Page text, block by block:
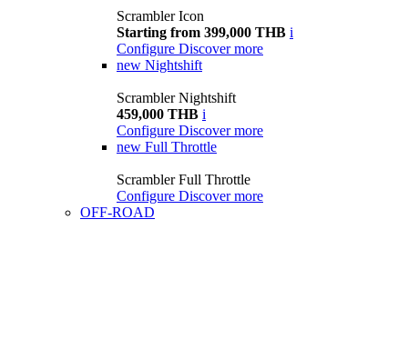
Scrambler Icon
Starting from 399,000 THB i
Configure Discover more
new Nightshift
Scrambler Nightshift
459,000 THB i
Configure Discover more
new Full Throttle
Scrambler Full Throttle
Configure Discover more
OFF-ROAD